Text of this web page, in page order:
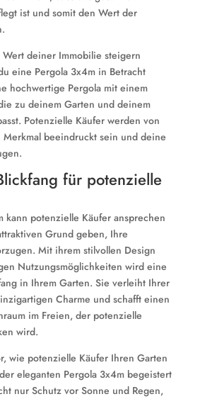
ist und somit den Wert der
deiner Immobilie steigern
eine Pergola 3x4m in Betracht
hochwertige Pergola mit einem
zu deinem Garten und deinem
Potenzielle Käufer werden von
Merkmal beeindruckt sein und deine
für potenzielle
kann potenzielle Käufer ansprechen
Grund geben, Ihre
Mit ihrem stilvollen Design
Nutzungsmöglichkeiten wird eine
in Ihrem Garten. Sie verleiht Ihrer
Charme und schafft einen
im Freien, der potenzielle
wird.
wie potenzielle Käufer Ihren Garten
eleganten Pergola 3x4m begeistert
nur Schutz vor Sonne und Regen,